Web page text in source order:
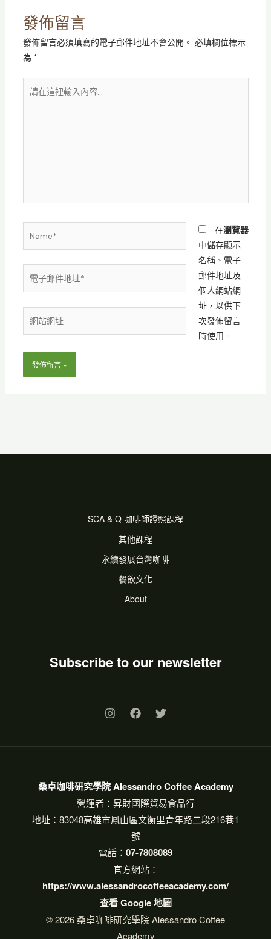
發佈留言
發佈留言必須填寫的電子郵件地址不會公開。 必填欄位標示
為 *
在
電
件
地站
在瀏覽器
中儲存顯示
名稱、電子
郵件地址及
個人網站網
址，以供下
次發佈留言
時使用。
SCA & Q 咖啡師證照課程
其他課程
永續發展台灣咖啡
餐飲文化
About
Subscribe to our newsletter
桑卓咖啡研究學院 Alessandro Coffee Academy
營運者：昇財國際貿易食品行
地址：83048高雄市鳳山區文衡里青年路二段216巷1
號
電話： 07-7808089
官方網站：
https://www.alessandrocoffeeacademy.com/
查看 Google 地圖
© 2026 桑卓咖啡研究學院 Alessandro Coffee
Academy